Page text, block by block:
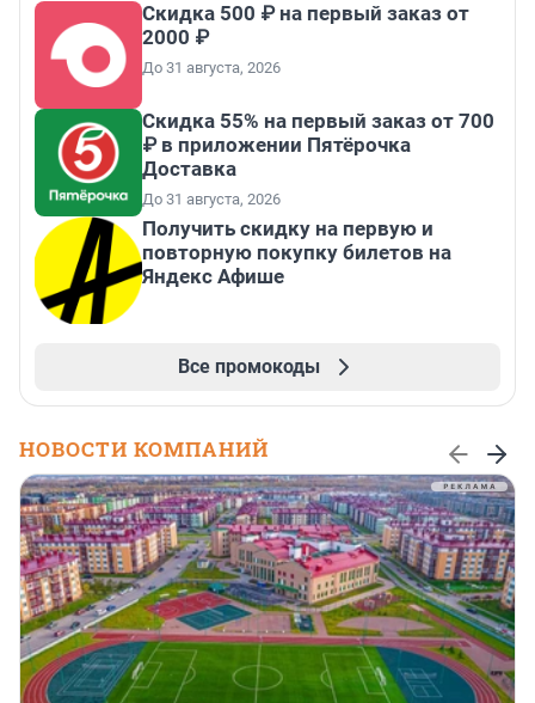
Скидка 500 ₽ на первый заказ от
2000 ₽
До 31 августа, 2026
Скидка 55% на первый заказ от 700
₽ в приложении Пятёрочка
Доставка
До 31 августа, 2026
Получить скидку на первую и
повторную покупку билетов на
Яндекс Афише
Все промокоды
НОВОСТИ КОМПАНИЙ